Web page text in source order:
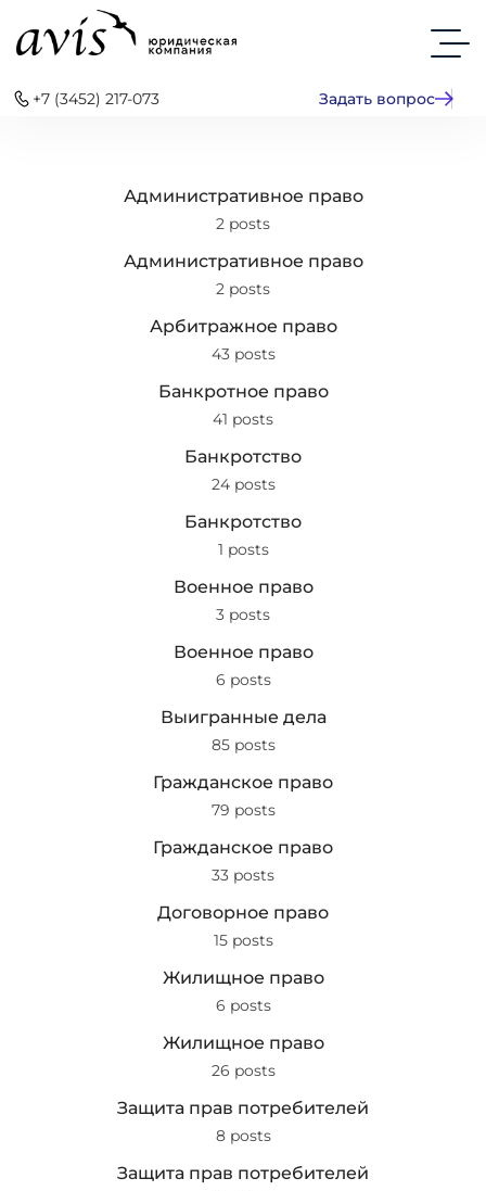
+7 (3452) 217-073 Задать вопрос
Административное право
2 posts
Административное право
2 posts
Арбитражное право
43 posts
Банкротное право
41 posts
Банкротство
24 posts
Банкротство
1 posts
Военное право
3 posts
Военное право
6 posts
Выигранные дела
85 posts
Гражданское право
79 posts
Гражданское право
33 posts
Договорное право
15 posts
Жилищное право
6 posts
Жилищное право
26 posts
Защита прав потребителей
8 posts
Защита прав потребителей